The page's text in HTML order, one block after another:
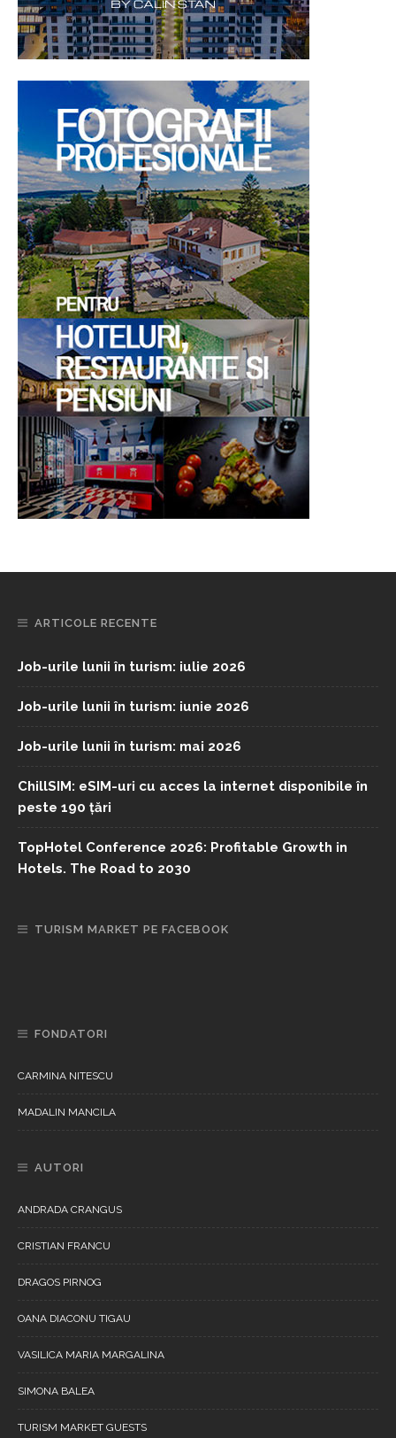
ARTICOLE RECENTE
Job-urile lunii în turism: iulie 2026
Job-urile lunii în turism: iunie 2026
Job-urile lunii în turism: mai 2026
ChillSIM: eSIM-uri cu acces la internet disponibile în
peste 190 țări
TopHotel Conference 2026: Profitable Growth in
Hotels. The Road to 2030
TURISM MARKET PE FACEBOOK
FONDATORI
CARMINA NITESCU
MADALIN MANCILA
AUTORI
ANDRADA CRANGUS
CRISTIAN FRANCU
DRAGOS PIRNOG
OANA DIACONU TIGAU
VASILICA MARIA MARGALINA
SIMONA BALEA
TURISM MARKET GUESTS